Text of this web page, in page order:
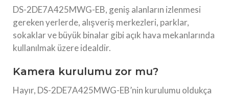
DS-2DE7A425MWG-EB, geniş alanların izlenmesi
gereken yerlerde, alışveriş merkezleri, parklar,
sokaklar ve büyük binalar gibi açık hava mekanlarında
kullanılmak üzere idealdir.
Kamera kurulumu zor mu?
Hayır, DS-2DE7A425MWG-EB’nin kurulumu oldukça